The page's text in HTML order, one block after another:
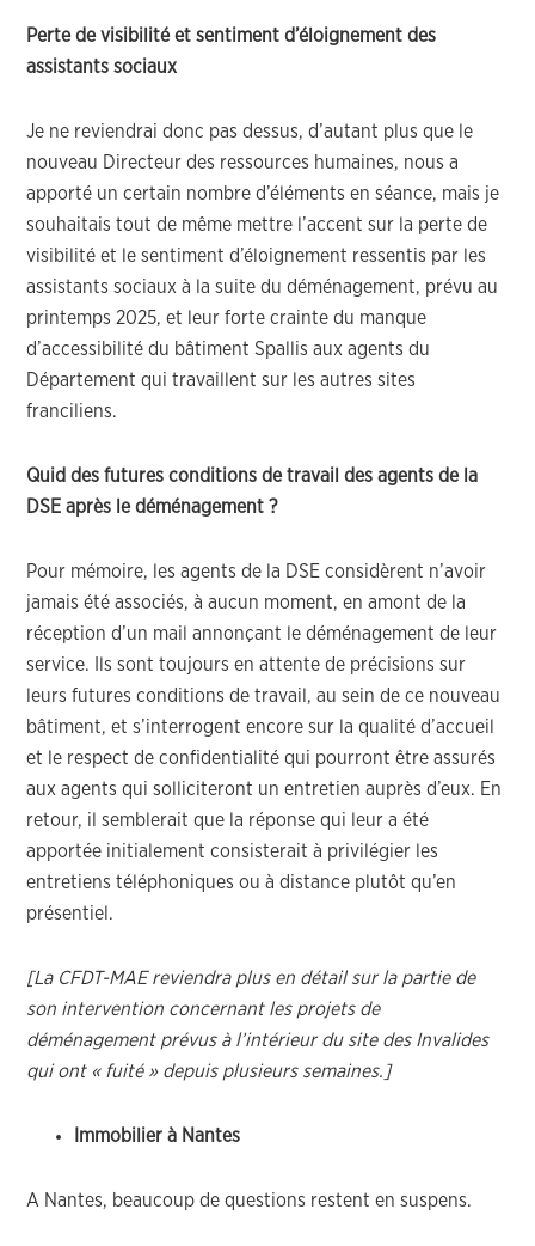
Perte de visibilité et sentiment d’éloignement des
assistants sociaux
Je ne reviendrai donc pas dessus, d’autant plus que le
nouveau Directeur des ressources humaines, nous a
apporté un certain nombre d’éléments en séance, mais je
souhaitais tout de même mettre l’accent sur la perte de
visibilité et le sentiment d’éloignement ressentis par les
assistants sociaux à la suite du déménagement, prévu au
printemps 2025, et leur forte crainte du manque
d’accessibilité du bâtiment Spallis aux agents du
Département qui travaillent sur les autres sites
franciliens.
Quid des futures conditions de travail des agents de la
DSE après le déménagement ?
Pour mémoire, les agents de la DSE considèrent n’avoir
jamais été associés, à aucun moment, en amont de la
réception d’un mail annonçant le déménagement de leur
service. Ils sont toujours en attente de précisions sur
leurs futures conditions de travail, au sein de ce nouveau
bâtiment, et s’interrogent encore sur la qualité d’accueil
et le respect de confidentialité qui pourront être assurés
aux agents qui solliciteront un entretien auprès d’eux. En
retour, il semblerait que la réponse qui leur a été
apportée initialement consisterait à privilégier les
entretiens téléphoniques ou à distance plutôt qu’en
présentiel.
[La CFDT-MAE reviendra plus en détail sur la partie de
son intervention concernant les projets de
déménagement prévus à l’intérieur du site des Invalides
qui ont « fuité » depuis plusieurs semaines.]
Immobilier à Nantes
A Nantes, beaucoup de questions restent en suspens.